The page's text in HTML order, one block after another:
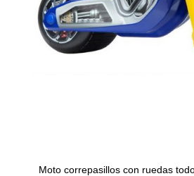
Moto correpasillos con ruedas